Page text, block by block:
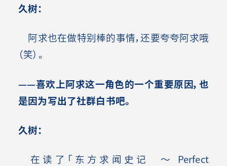
久树：
阿求也在做特别棒的事情，还要夸夸阿求哦
（笑）。
——喜欢上阿求这一角色的一个重要原因，也
是因为写出了社群白书吧。
久树：
在读了「东方求闻史记 ～ Perfect